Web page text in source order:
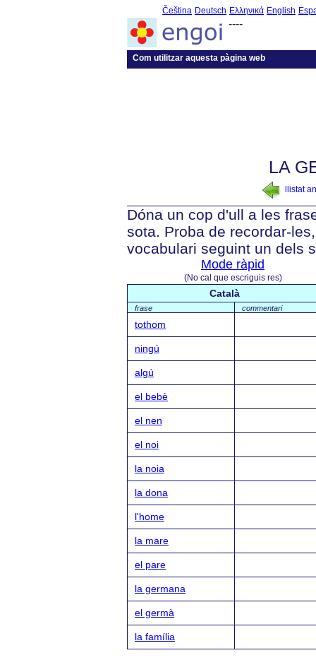
Čeština Deutsch Ελληνικά English
----
Com utilitzar aquesta pàgina web
LA
llistat
Dóna un cop d'ull a les
sota. Proba de recordar-
vocabulari seguint un dels
Mode ràpid
(No cal que escriguis res)
Català
frase commentari
tothom
ningú
algú
el bebè
el nen
el noi
la noia
la dona
l'home
la mare
el pare
la germana
el germà
la família